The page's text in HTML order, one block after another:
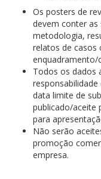
Os posters de
devem conter as
metodologia,
relatos de casos
enquadramento/
Todos os dados
data limite de
publicado/aceite
para
Não serão
promoção
empresa.